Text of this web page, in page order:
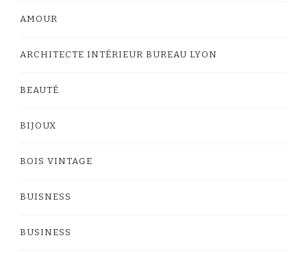
AMOUR
ARCHITECTE INTÉRIEUR BUREAU LYON
BEAUTÉ
BIJOUX
BOIS VINTAGE
BUISNESS
BUSINESS